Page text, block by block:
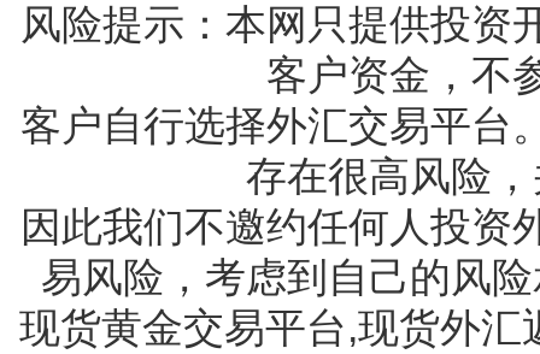
风险提示：本网只提供投资
客户资金，不
客户自行选择外汇交易平台
存在很高风险
因此我们不邀约任何人投资
易风险，考虑到自己的风
现货黄金交易平台,现货外